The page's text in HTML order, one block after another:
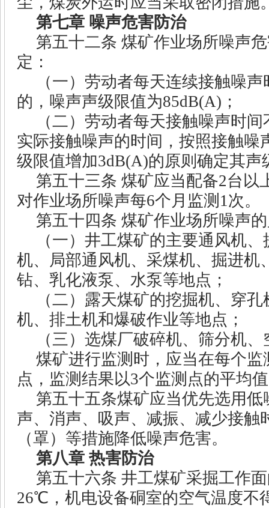
第七章 噪声危害防治
第五十二条 煤矿作业场所噪声
定：
（一）劳动者每天连续接触噪
的，噪声声级限值为85dB(A) ；
（二）劳动者每天接触噪声时间
实际接触噪声的时间，按照接触噪
级限值增加3dB(A)的原则确定其声
第五十三条 煤矿应当配备2台以
对作业场所噪声每6个月监测 1次。
第五十四条 煤矿作业场所噪声
（一）井工煤矿的主要通风机
机、局部通风机、采煤机、掘进机
钻、乳化液泵、水泵等地点；
（二）露天煤矿的挖掘机、穿
机、排土机和爆破作业等地点；
（三）选煤厂破碎机、筛分机
煤矿进行监测时，应当在每个监
点，监测结果以3个监测点的平均
第五十五条煤矿应当优先选用
声、消声、吸声、减振、减少接触
（罩）等措施降低噪声危害。
第八章 热害防治
第五十六条 井工煤矿采掘工作
26℃，机电设备硐室的空气温度不